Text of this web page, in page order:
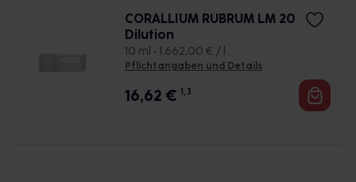
CORALLIUM RUBRUM LM 20
Dilution
10 ml • 1.662,00 € / l
Pflichtangaben und Details
16,62 € 1, 3